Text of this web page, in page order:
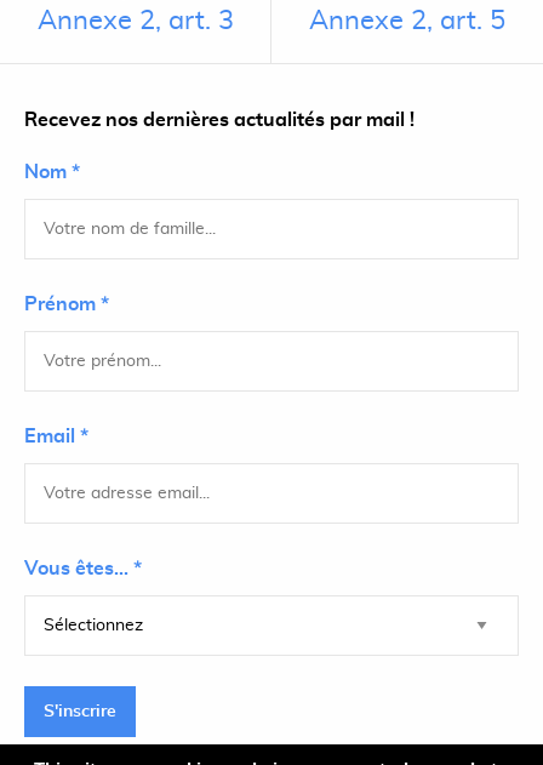
Annexe 2, art. 3 Annexe 2, art. 5
Recevez nos dernières actualités par mail !
Nom *
Prénom *
Email *
Vous êtes... *
S'inscrire